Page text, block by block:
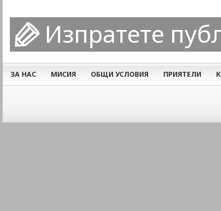
Изпратете
ЗА НАС МИСИЯ ОБЩИ УСЛОВИЯ ПРИЯТЕЛИ